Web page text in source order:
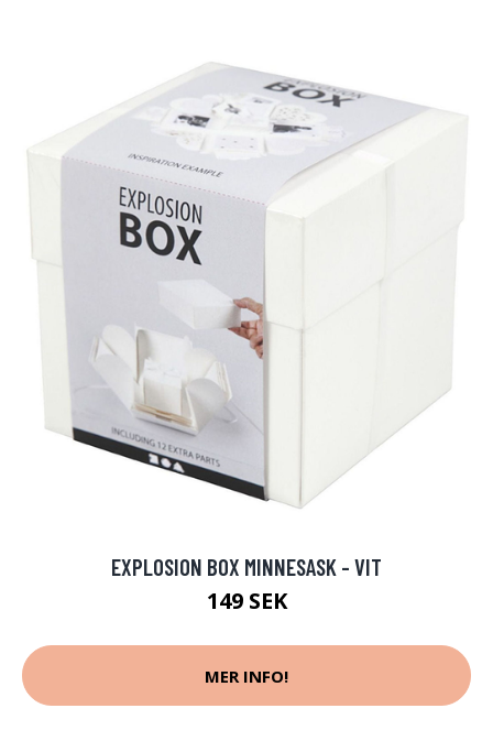
EXPLOSION BOX MINNESASK - VIT
149 SEK
MER INFO!